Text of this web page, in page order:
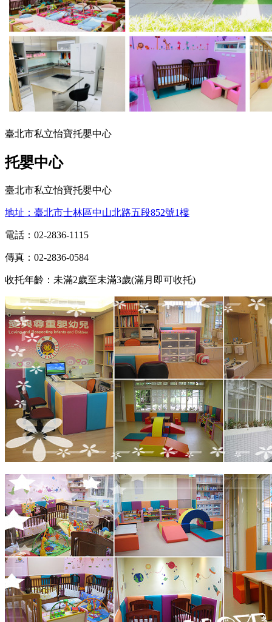
臺北市私立怡寶托嬰中心
托嬰中心
臺北市私立怡寶托嬰中心
地址：臺北市士林區中山北路五段852號1樓
電話：02-2836-1115
傳真：02-2836-0584
收托年齡：未滿2歲至未滿3歲(滿月即可收托)